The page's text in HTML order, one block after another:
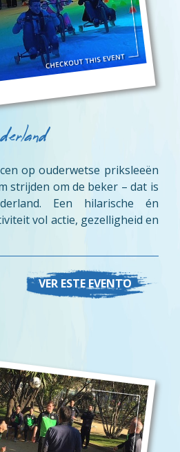
op ouderwetse priksleeën
strijden om de beker – dat is
Een hilarische én
vol actie, gezelligheid en
VER ESTE EVENTO